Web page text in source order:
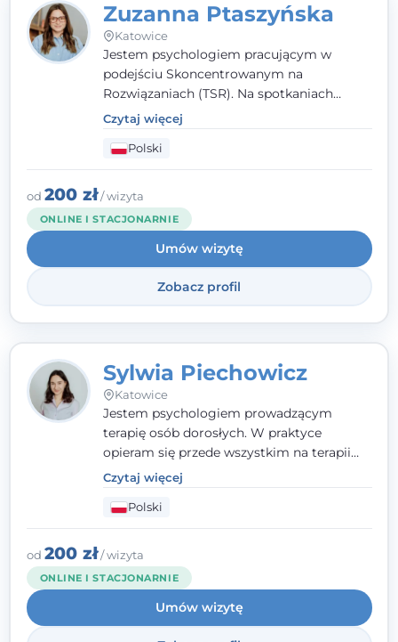
Zuzanna Ptaszyńska
Katowice
Jestem psychologiem pracującym w
podejściu Skoncentrowanym na
Rozwiązaniach (TSR). Na spotkaniach
pracuję w sposób dopasowany do Ciebie -
nawet jeśli na starcie nie wiesz dokładnie,
czego potrzebujesz, odkrywamy to razem,
krok po kroku. Towarzyszę dorosłym oraz
młodzieży od 13. roku życia.
Czytaj więcej
Polski
od 200 zł/ wizyta
ONLINE I STACJONARNIE
Umów wizytę
Zobacz profil
Sylwia Piechowicz
Katowice
Jestem psychologiem prowadzącym
terapię osób dorosłych. W praktyce
opieram się przede wszystkim na terapii
poznawczo-behawioralnej (CBT), a także na
podejściu skoncentrowanym na
rozwiązaniach (TSR) oraz Racjonalnej
Terapii Zachowania (RTZ). Dużą wagę
przykładam do relacji opartej na empatii,
poczuciu bezpieczeństwa i wzajemnym
zrozumieniu.
Czytaj więcej
Polski
od 200 zł/ wizyta
ONLINE I STACJONARNIE
Umów wizytę